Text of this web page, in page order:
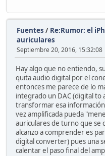
Fuentes / Re:Rumor: el
auriculares
Septiembre 20, 2016, 15:32:08
Hay algo que no entiendo,
quita audio digital por el
entonces me parece de lo
integrado un DAC (digital
transformar esa
vez amplificada pueda
auriculares de turno que se
alcanzo a comprender es
digital converter) pues una
calentar el paso final del